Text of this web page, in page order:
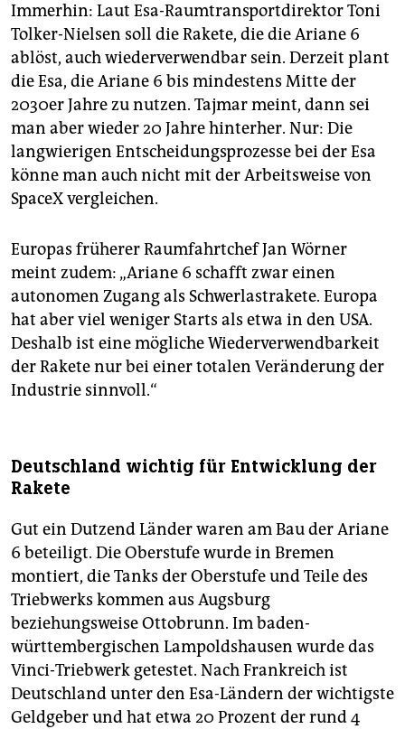
Immerhin: Laut Esa-Raumtransportdirektor Toni
Tolker-Nielsen soll die Rakete, die die Ariane 6
ablöst, auch wiederverwendbar sein. Derzeit plant
die Esa, die Ariane 6 bis mindestens Mitte der
2030er Jahre zu nutzen. Tajmar meint, dann sei
man aber wieder 20 Jahre hinterher. Nur: Die
langwierigen Entscheidungsprozesse bei der Esa
könne man auch nicht mit der Arbeitsweise von
SpaceX vergleichen.
Europas früherer Raumfahrtchef Jan Wörner
meint zudem: „Ariane 6 schafft zwar einen
autonomen Zugang als Schwerlastrakete. Europa
hat aber viel weniger Starts als etwa in den USA.
Deshalb ist eine mögliche Wiederverwendbarkeit
der Rakete nur bei einer totalen Veränderung der
Industrie sinnvoll.“
Deutschland wichtig für Entwicklung der
Rakete
Gut ein Dutzend Länder waren am Bau der Ariane
6 beteiligt. Die Oberstufe wurde in Bremen
montiert, die Tanks der Oberstufe und Teile des
Triebwerks kommen aus Augsburg
beziehungsweise Ottobrunn. Im baden-
württembergischen Lampoldshausen wurde das
Vinci-Triebwerk getestet. Nach Frankreich ist
Deutschland unter den Esa-Ländern der wichtigste
Geldgeber und hat etwa 20 Prozent der rund 4